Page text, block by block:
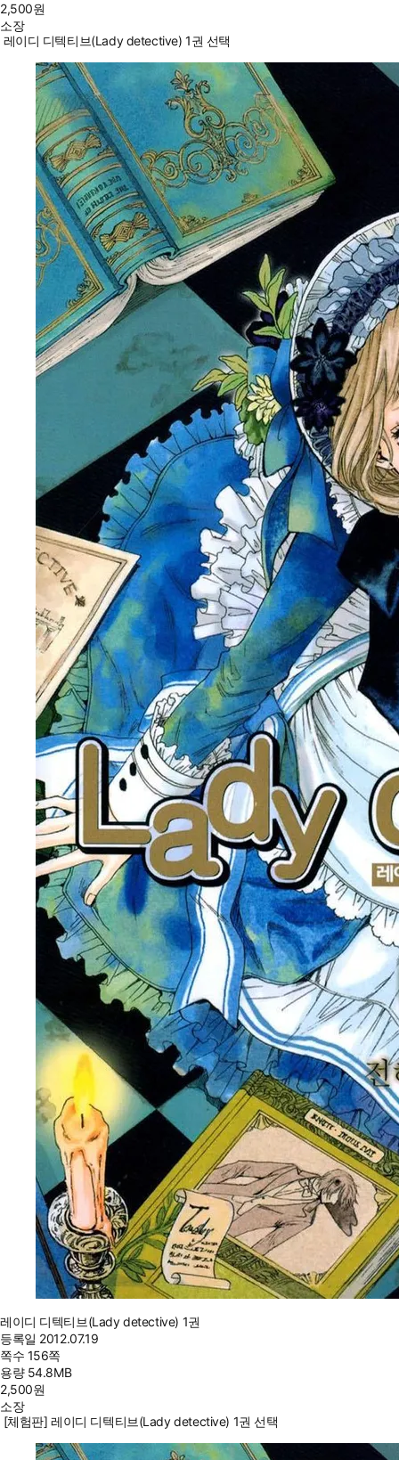
2,500원
소장
레이디 디텍티브(Lady detective) 1권 선택
레이디 디텍티브(Lady detective) 1권
등록일 2012.07.19
쪽수 156쪽
용량 54.8MB
2,500원
소장
[체험판] 레이디 디텍티브(Lady detective) 1권 선택